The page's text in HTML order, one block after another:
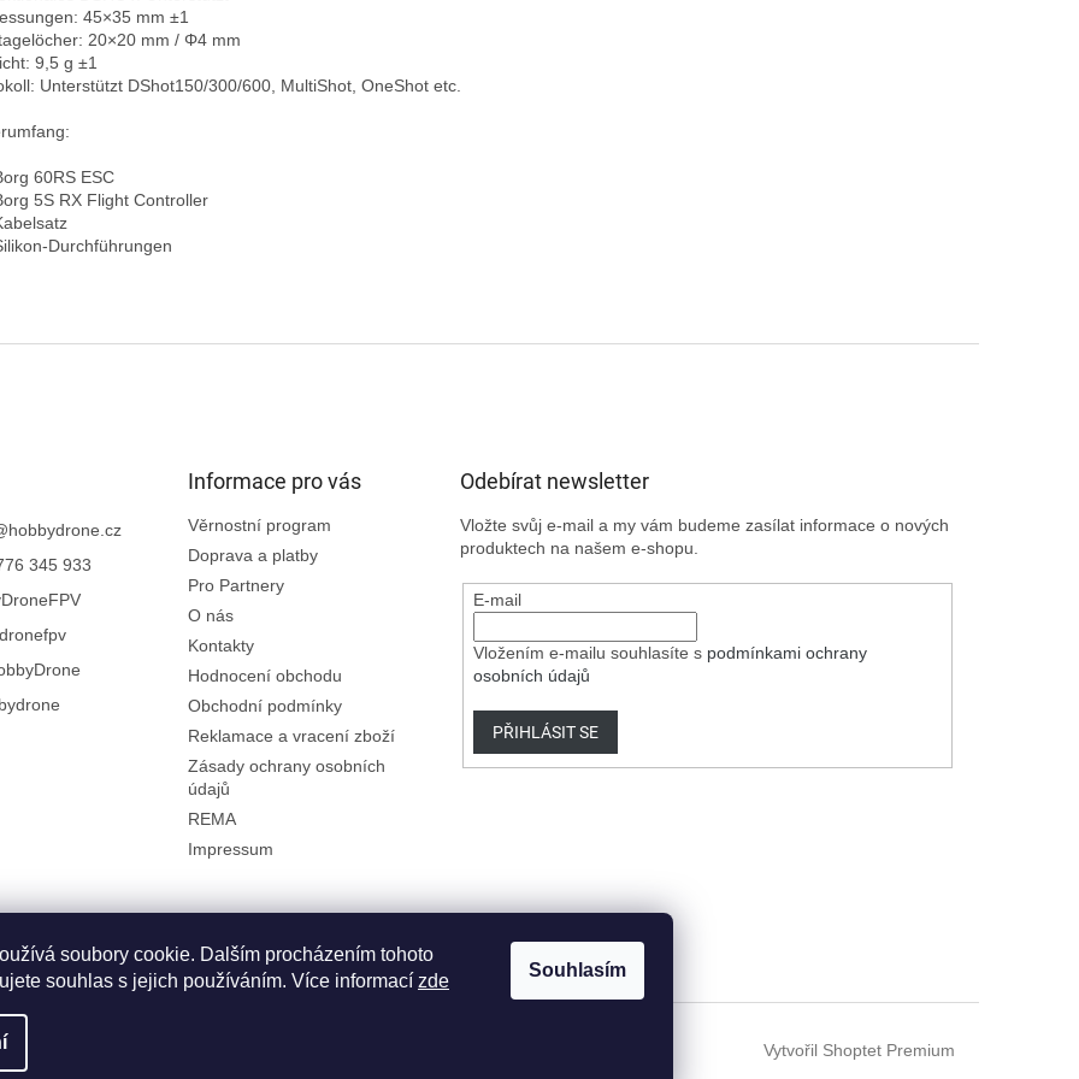
soubory cookie. Dalším procházením tohoto
souhlas s jejich používáním. Více informací zde
Souhlasím
45×35 mm ±1
20×20 mm / Φ4 mm
9,5 g ±1
Unterstützt DShot150/300/600, MultiShot, OneShot etc.
60RS ESC
5S RX Flight Controller
Durchführungen
hobbydrone.cz
345 933
Informace pro vás
Věrnostní program
Doprava a platby
Pro Partnery
O nás
Kontakty
Hodnocení obchodu
Obchodní podmínky
Reklamace a vracení zboží
Zásady ochrany osobních
údajů
REMA
Impressum
Odebírat newsletter
Vložte svůj e-mail a my vám budeme zasílat informace o nových
produktech na našem e-shopu.
E-mail
Vložením e-mailu souhlasíte s podmínkami ochrany
osobních údajů
PŘIHLÁSIT SE
Vytvořil Shoptet Premium